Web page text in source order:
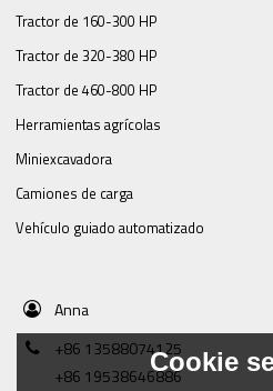
Tractor de 160-300 HP
Tractor de 320-380 HP
Tractor de 460-800 HP
Herramientas agrícolas
Miniexcavadora
Camiones de carga
Vehículo guiado automatizado
Anna
+86 13588074125
+86 19538646886Cookie